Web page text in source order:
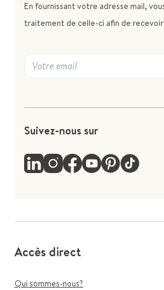
En fournissant votre adresse mail,
traitement de celle-ci afin de
Suivez-nous sur
Accès direct
Qui sommes-nous?